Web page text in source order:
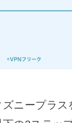
ニープラス